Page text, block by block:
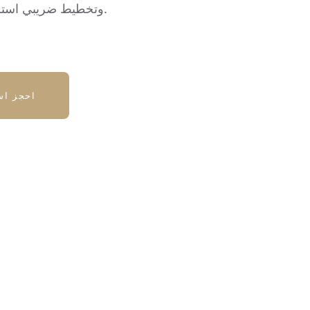
وتخطيط ضريبي استراتيجي متميز.
احجز